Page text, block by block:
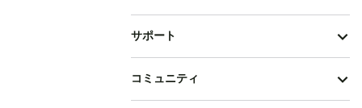
サポート
コミュニティ